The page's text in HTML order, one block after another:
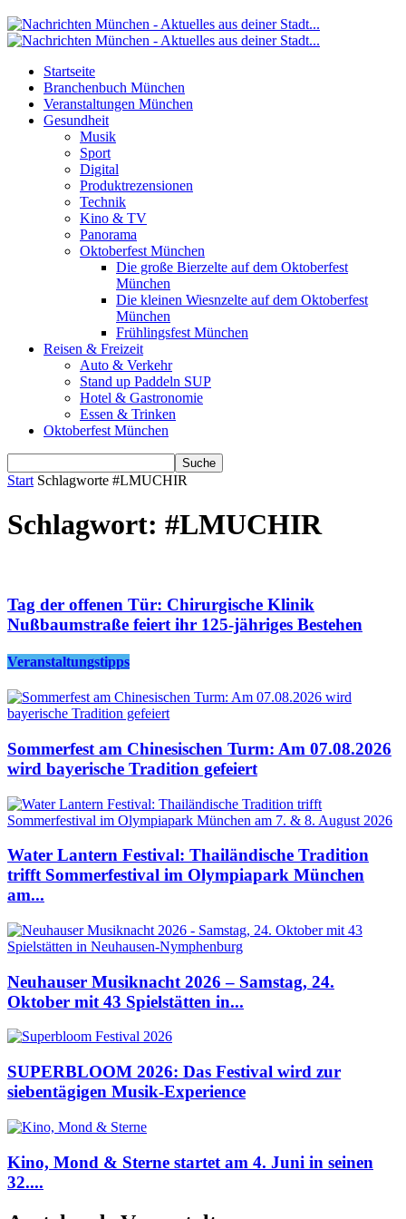
Startseite
Branchenbuch München
Veranstaltungen München
Gesundheit
Musik
Sport
Digital
Produktrezensionen
Technik
Kino & TV
Panorama
Oktoberfest München
Die große Bierzelte auf dem Oktoberfest
München
Die kleinen Wiesnzelte auf dem Oktoberfest
München
Frühlingsfest München
Reisen & Freizeit
Auto & Verkehr
Stand up Paddeln SUP
Hotel & Gastronomie
Essen & Trinken
Oktoberfest München
Start Schlagworte #LMUCHIR
Schlagwort: #LMUCHIR
Tag der offenen Tür: Chirurgische Klinik
Nußbaumstraße feiert ihr 125-jähriges Bestehen
Veranstaltungstipps
Sommerfest am Chinesischen Turm: Am 07.08.2026
wird bayerische Tradition gefeiert
Water Lantern Festival: Thailändische Tradition
trifft Sommerfestival im Olympiapark München
am...
Neuhauser Musiknacht 2026 – Samstag, 24.
Oktober mit 43 Spielstätten in...
SUPERBLOOM 2026: Das Festival wird zur
siebentägigen Musik-Experience
Kino, Mond & Sterne startet am 4. Juni in seinen
32....